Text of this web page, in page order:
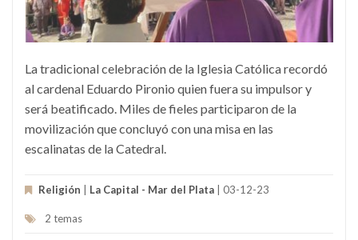
La tradicional celebración de la Iglesia Católica recordó
al cardenal Eduardo Pironio quien fuera su impulsor y
será beatificado. Miles de fieles participaron de la
movilización que concluyó con una misa en las
escalinatas de la Catedral.
Religión La Capital - Mar del Plata | 03-12-23
2 temas